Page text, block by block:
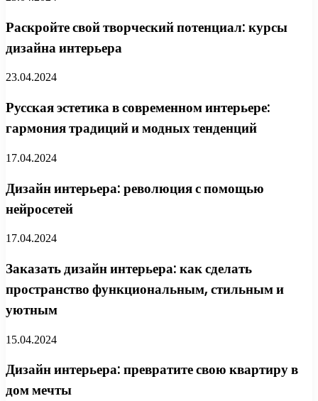
Раскройте свой творческий потенциал: курсы
дизайна интерьера
23.04.2024
Русская эстетика в современном интерьере:
гармония традиций и модных тенденций
17.04.2024
Дизайн интерьера: революция с помощью
нейросетей
17.04.2024
Заказать дизайн интерьера: как сделать
пространство функциональным, стильным и
уютным
15.04.2024
Дизайн интерьера: превратите свою квартиру в
дом мечты